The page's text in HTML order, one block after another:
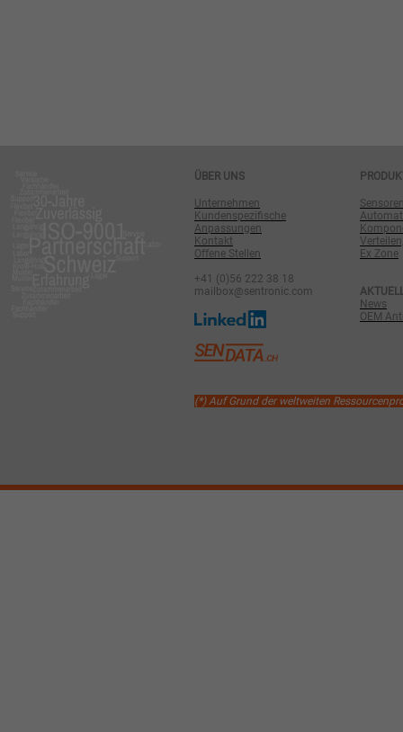
ÜBER UNS
Unternehmen
Kundenspezifische
Anpassungen
Kontakt
Offene Stellen
+41 (0)56 222 38 18
mailbox@sentronic.com
Ex Zone
News
OEM
(*) Auf Grund der weltweiten